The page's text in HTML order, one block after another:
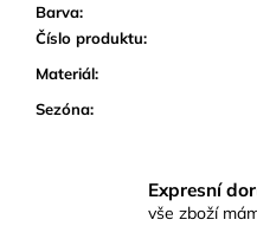
Barva:
Číslo produktu:
Materiál:
Sezóna:
Expresní
vše zboží